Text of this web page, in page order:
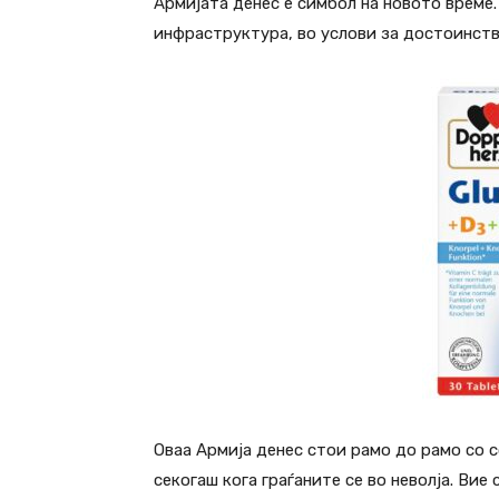
инфраструктура, во услови за
Оваа Армија денес стои рамо до рамо со
секогаш кога граѓаните се во неволја.